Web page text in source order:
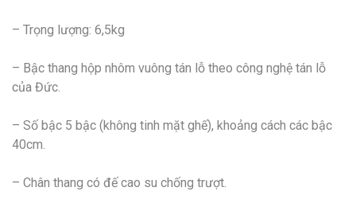
– Trọng lượng: 6,5kg
– Bậc thang hộp nhôm vuông tán lỗ theo công nghệ tán lỗ
của Đức.
– Số bậc 5 bậc (không tinh mặt ghế), khoảng cách các bậc
40cm.
– Chân thang có đế cao su chống trượt.